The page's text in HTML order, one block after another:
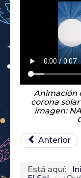
Animación
corona
imagen:
Anterior
Está aquí: